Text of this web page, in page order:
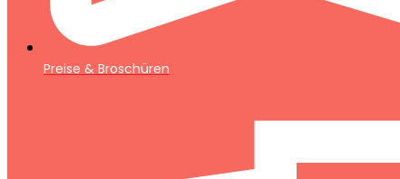
Preise & Broschüren